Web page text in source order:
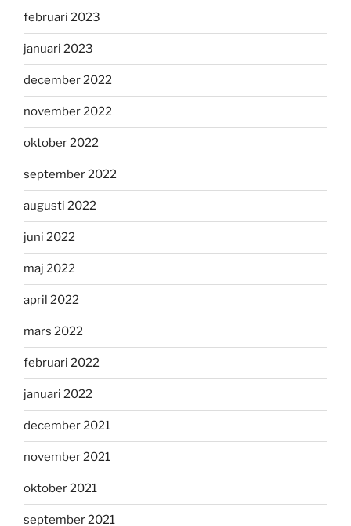
februari 2023
januari 2023
december 2022
november 2022
oktober 2022
september 2022
augusti 2022
juni 2022
maj 2022
april 2022
mars 2022
februari 2022
januari 2022
december 2021
november 2021
oktober 2021
september 2021